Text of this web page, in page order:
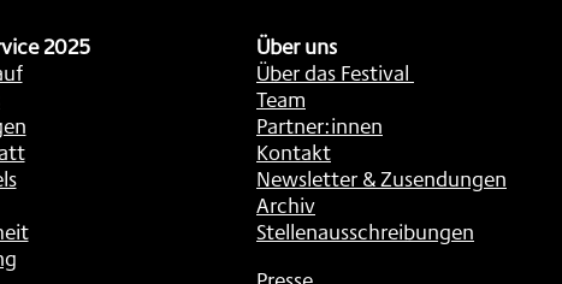
2025
Über uns
Über das Festival
Team
Partner:innen
Kontakt
Newsletter & Zusendungen
Archiv
Stellenausschreibungen